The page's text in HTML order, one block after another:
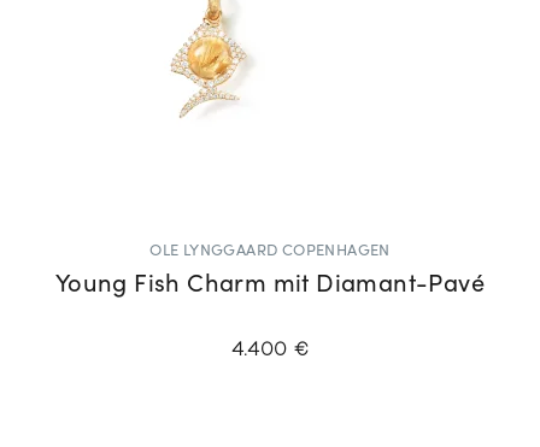
OLE LYNGGAARD COPENHAGEN
Young Fish Charm mit Diamant-Pavé
4.400 €